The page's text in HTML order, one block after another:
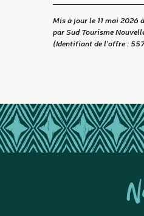
Mis à jour le 11 mai 2026
par Sud Tourisme
(Identifiant de l'offre :